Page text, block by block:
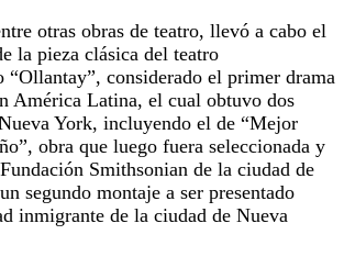
otras obras de teatro, llevó a cabo el
la pieza clásica del teatro
“Ollantay”, considerado el primer drama
América Latina, el cual obtuvo dos
York, incluyendo el de “Mejor
obra que luego fuera seleccionada y
Smithsonian de la ciudad de
segundo montaje a ser presentado
inmigrante de la ciudad de Nueva